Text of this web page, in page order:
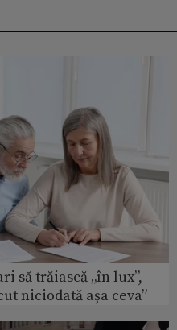
să trăiască „în lux”,
niciodată așa ceva”